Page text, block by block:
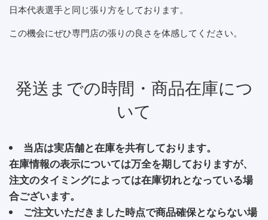
日本代表選手と同じ張り方をしております。
この機会にぜひ専門店の張りの良さを体感してください。
発送までの時間・商品在庫につ
いて
当店は実店舗と在庫を共有しております。
在庫情報の表示については万全を期しておりますが、
注文のタイミングによっては在庫切れとなっている場
合ございます。
ご注文いただきました時点で商品確保とならない場